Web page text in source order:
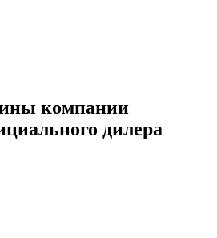
компании
дилера